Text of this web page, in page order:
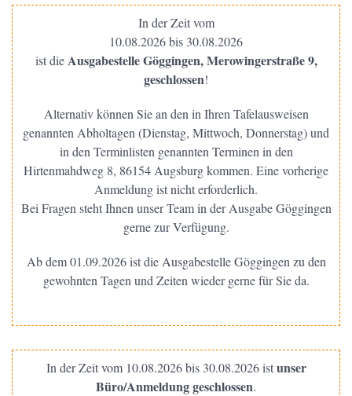
In der Zeit vom
10.08.2026 bis 30.08.2026
ist dieAusgabestelle Göggingen, Merowingerstraße 9,
geschlossen!
Alternativ können Sie an den in Ihren Tafelausweisen
genannten Abholtagen (Dienstag, Mittwoch, Donnerstag) und
in den Terminlisten genannten Terminen in den
Hirtenmahdweg 8, 86154 Augsburg kommen. Eine vorherige
Anmeldung ist nicht erforderlich.
Bei Fragen steht Ihnen unser Team in der Ausgabe Göggingen
gerne zur Verfügung.
Ab dem 01.09.2026 ist die Ausgabestelle Göggingen zu den
gewohnten Tagen und Zeiten wieder gerne für Sie da.
In der Zeit vom 10.08.2026 bis 30.08.2026 istunser
Büro/Anmeldung geschlossen.